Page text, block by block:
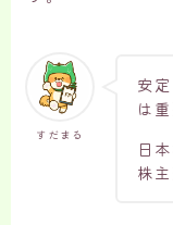
すだまる
安
は
日
株